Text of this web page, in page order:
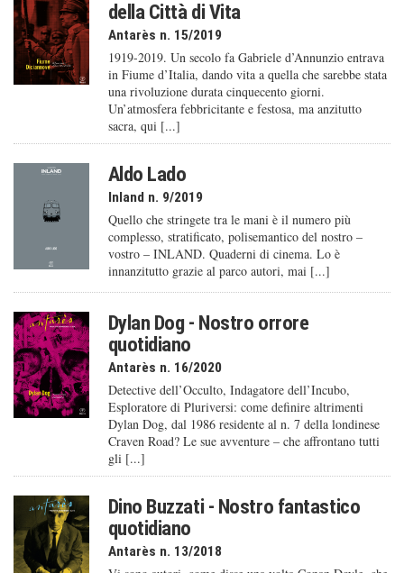
della Città di Vita
Antarès n. 15/2019
1919-2019. Un secolo fa Gabriele d’Annunzio entrava
in Fiume d’Italia, dando vita a quella che sarebbe stata
una rivoluzione durata cinquecento giorni.
Un’atmosfera febbricitante e festosa, ma anzitutto
sacra, qui [...]
Aldo Lado
Inland n. 9/2019
Quello che stringete tra le mani è il numero più
complesso, stratificato, polisemantico del nostro –
vostro – INLAND. Quaderni di cinema. Lo è
innanzitutto grazie al parco autori, mai [...]
Dylan Dog - Nostro orrore
quotidiano
Antarès n. 16/2020
Detective dell’Occulto, Indagatore dell’Incubo,
Esploratore di Pluriversi: come definire altrimenti
Dylan Dog, dal 1986 residente al n. 7 della londinese
Craven Road? Le sue avventure – che affrontano tutti
gli [...]
Dino Buzzati - Nostro fantastico
quotidiano
Antarès n. 13/2018